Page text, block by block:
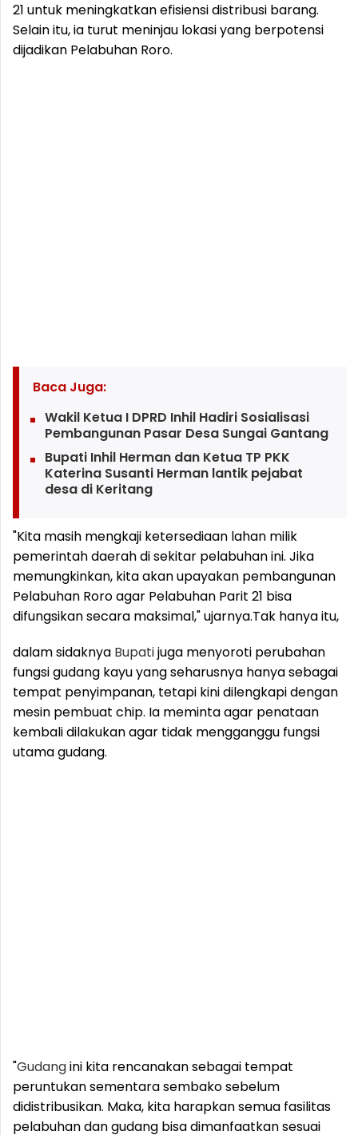
21 untuk meningkatkan efisiensi distribusi barang.
Selain itu, ia turut meninjau lokasi yang berpotensi
dijadikan Pelabuhan Roro.
Baca Juga:
Wakil Ketua I DPRD Inhil Hadiri Sosialisasi
Pembangunan Pasar Desa Sungai Gantang
Bupati Inhil Herman dan Ketua TP PKK
Katerina Susanti Herman lantik pejabat
desa di Keritang
"Kita masih mengkaji ketersediaan lahan milik
pemerintah daerah di sekitar pelabuhan ini. Jika
memungkinkan, kita akan upayakan pembangunan
Pelabuhan Roro agar Pelabuhan Parit 21 bisa
difungsikan secara maksimal," ujarnya.Tak hanya itu,
dalam sidaknya Bupatijuga menyoroti perubahan
fungsi gudang kayu yang seharusnya hanya sebagai
tempat penyimpanan, tetapi kini dilengkapi dengan
mesin pembuat chip. Ia meminta agar penataan
kembali dilakukan agar tidak mengganggu fungsi
utama gudang.
"Gudangini kita rencanakan sebagai tempat
peruntukan sementara sembako sebelum
didistribusikan. Maka, kita harapkan semua fasilitas
pelabuhan dan gudang bisa dimanfaatkan sesuai